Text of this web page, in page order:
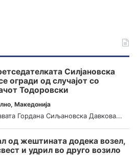
Силјановска
огради од случајот со
Тодоровски
, Македонија
Гордана Сиљановска Давкова...
од жештината додека возел,
и удрил во друго возило